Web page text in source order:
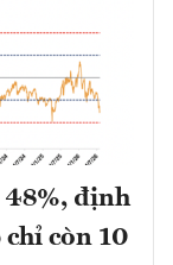
định
còn 10